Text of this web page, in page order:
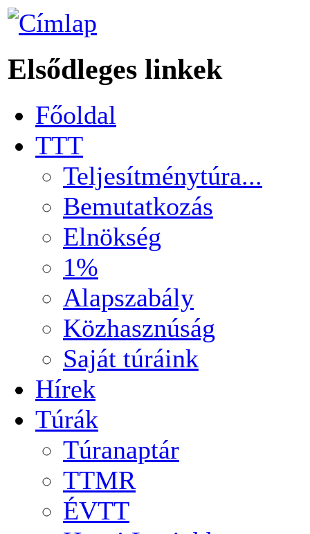
Elsődleges linkek
Főoldal
TTT
Teljesítménytúra...
Bemutatkozás
Elnökség
1%
Alapszabály
Közhasznúság
Saját túráink
Hírek
Túrák
Túranaptár
TTMR
ÉVTT